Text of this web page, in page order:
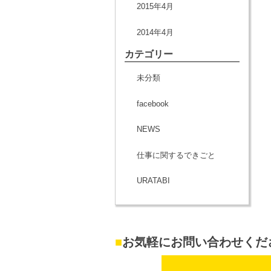
2015年4月
2014年4月
カテゴリー
未分類
facebook
NEWS
仕事に関するできごと
URATABI
■お気軽にお問い合わせくだ